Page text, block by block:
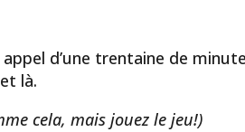
d’une trentaine de
là.
cela, mais jouez le jeu!)